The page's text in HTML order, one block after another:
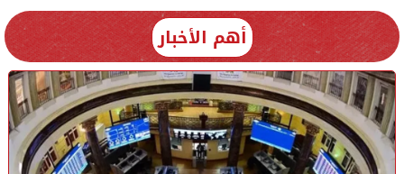
أهم الأخبار